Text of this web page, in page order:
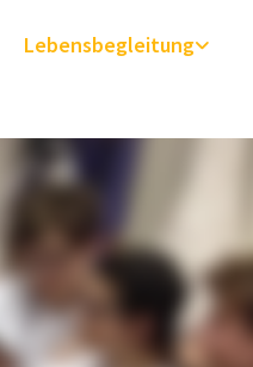
Lebensbegleitung